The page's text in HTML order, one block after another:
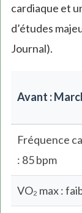
cardiaque et
d’études
Journal).
Avant :
Fréquence
: 85 bpm
VO₂ max :